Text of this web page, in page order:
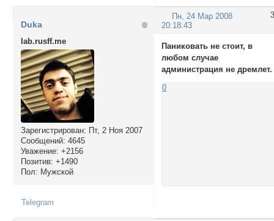
3
Пн, 24 Мар 2008
20:18:43
Duka
lab.rusff.me
Зарегистрирован: Пт, 2 Ноя 2007
Сообщений: 4645
Уважение: +2156
Позитив: +1490
Пол: Мужской
Паниковать не стоит, в
любом случае
администрация не дремлет.
0
Telegram